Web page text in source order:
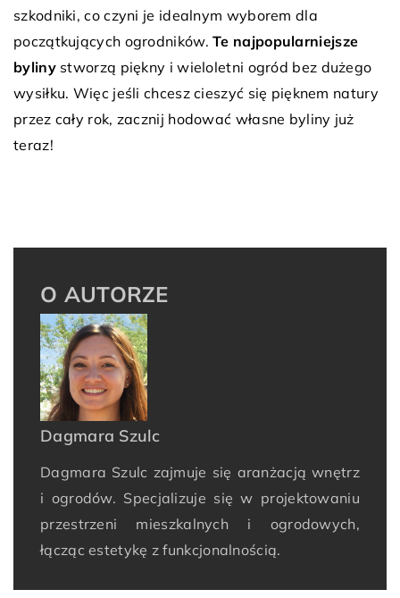
szkodniki, co czyni je idealnym wyborem dla
początkujących ogrodników.Te najpopularniejsze
bylinystworzą piękny i wieloletni ogród bez dużego
wysiłku. Więc jeśli chcesz cieszyć się pięknem natury
przez cały rok, zacznij hodować własne byliny już
teraz!
O AUTORZE
Dagmara Szulc
Dagmara Szulc zajmuje się aranżacją wnętrz
i ogrodów. Specjalizuje się w projektowaniu
przestrzeni mieszkalnych i ogrodowych,
łącząc estetykę z funkcjonalnością.